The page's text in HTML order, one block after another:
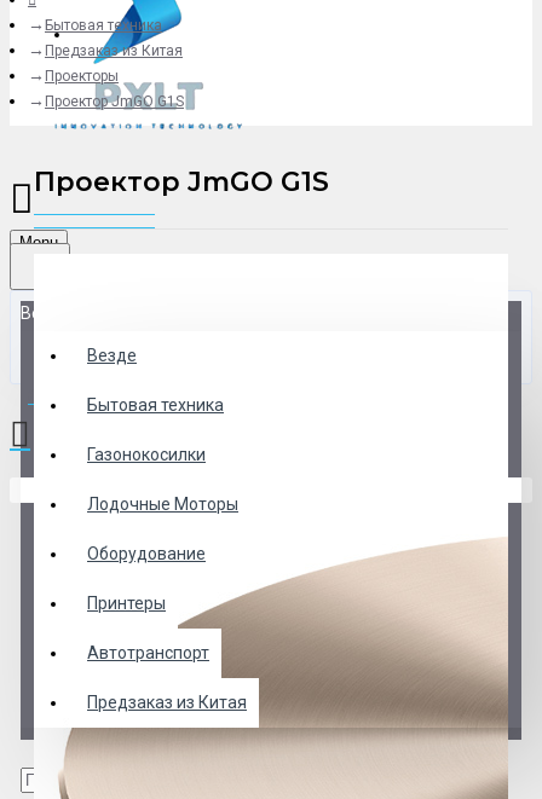
+79775619766
Menu
Везде
Везде
Бытовая техника
Газонокосилки
Лодочные Моторы
Оборудование
Принтеры
Автотранспорт
Предзаказ из Китая
0 товар(ов) - 0 р.
Бытовая техника
Предзаказ из Китая
Проекторы
Проектор JmGO G1S
Проектор JmGO G1S